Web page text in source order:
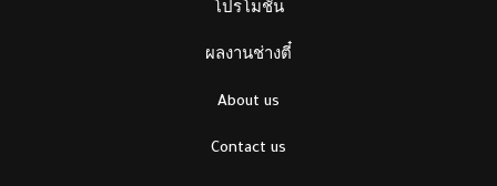
โปรโมชั่น
ผลงานช่างตี๋
About us
Contact us